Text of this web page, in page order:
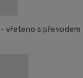
- vřeteno s převodem